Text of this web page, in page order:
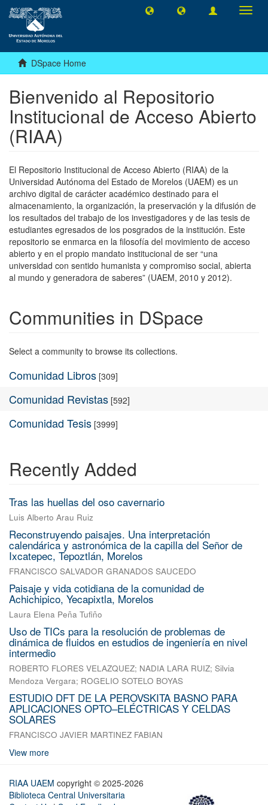
DSpace Home
Bienvenido al Repositorio
Institucional de Acceso Abierto
(RIAA)
El Repositorio Institucional de Acceso Abierto (RIAA) de la
Universidad Autónoma del Estado de Morelos (UAEM) es un
archivo digital de carácter académico destinado para el
almacenamiento, la organización, la preservación y la difusión de
los resultados del trabajo de los investigadores y de las tesis de
estudiantes egresados de los posgrados de la institución. Este
repositorio se enmarca en la filosofía del movimiento de acceso
abierto y en el propio mandato institucional de ser “una
universidad con sentido humanista y compromiso social, abierta
al mundo y generadora de saberes” (UAEM, 2010 y 2012).
Communities in DSpace
Select a community to browse its collections.
Comunidad Libros [309]
Comunidad Revistas [592]
Comunidad Tesis [3999]
Recently Added
Tras las huellas del oso cavernario
Luis Alberto Arau Ruiz
Reconstruyendo paisajes. Una interpretación
calendárica y astronómica de la capilla del Señor de
Ixcatepec, Tepoztlán, Morelos
FRANCISCO SALVADOR GRANADOS SAUCEDO
Paisaje y vida cotidiana de la comunidad de
Achichipico, Yecapixtla, Morelos
Laura Elena Peña Tufiño
Uso de TICs para la resolución de problemas de
dinámica de fluidos en estudios de ingeniería en nivel
intermedio
ROBERTO FLORES VELAZQUEZ; NADIA LARA RUIZ; Silvia
Mendoza Vergara; ROGELIO SOTELO BOYAS
ESTUDIO DFT DE LA PEROVSKITA BASNO PARA
APLICACIONES OPTO–ELÉCTRICAS Y CELDAS
SOLARES
FRANCISCO JAVIER MARTINEZ FABIAN
View more
RIAA UAEM copyright © 2025-2026
Biblioteca Central Universitaria